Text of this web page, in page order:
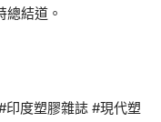
總結道。
度塑膠雜誌 #現代塑